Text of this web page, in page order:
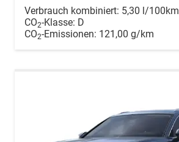
Verbrauch kombiniert: 5,30 l/100km
CO2-Klasse: D
CO2-Emissionen: 121,00 g/km